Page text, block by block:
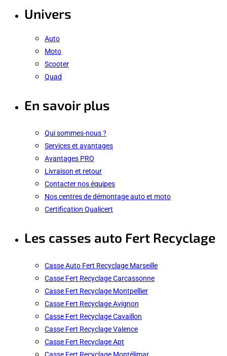
Univers
Auto
Moto
Scooter
Quad
En savoir plus
Qui sommes-nous ?
Services et avantages
Avantages PRO
Livraison et retour
Contacter nos équipes
Nos centres de démontage auto et moto
Certification Qualicert
Les casses auto Fert Recyclage
Casse Auto Fert Recyclage Marseille
Casse Fert Recyclage Carcassonne
Casse Fert Recyclage Montpellier
Casse Fert Recyclage Avignon
Casse Fert Recyclage Cavaillon
Casse Fert Recyclage Valence
Casse Fert Recyclage Apt